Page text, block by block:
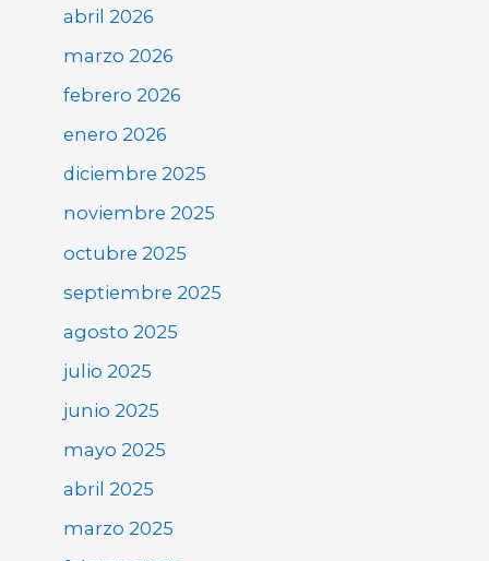
abril 2026
marzo 2026
febrero 2026
enero 2026
diciembre 2025
noviembre 2025
octubre 2025
septiembre 2025
agosto 2025
julio 2025
junio 2025
mayo 2025
abril 2025
marzo 2025